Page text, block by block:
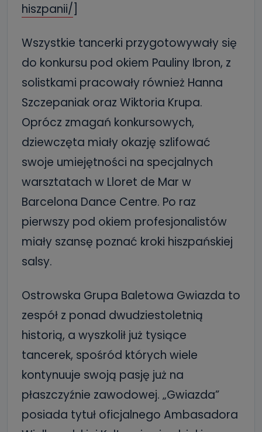
hiszpanii/]
Wszystkie tancerki przygotowywały się
do konkursu pod okiem Pauliny Ibron, z
solistkami pracowały również Hanna
Szczepaniak oraz Wiktoria Krupa.
Oprócz zmagań konkursowych,
dziewczęta miały okazję szlifować
swoje umiejętności na specjalnych
warsztatach w Lloret de Mar w
Barcelona Dance Centre. Po raz
pierwszy pod okiem profesjonalistów
miały szansę poznać kroki hiszpańskiej
salsy.
Ostrowska Grupa Baletowa Gwiazda to
zespół z ponad dwudziestoletnią
historią, a wyszkolił już tysiące
tancerek, spośród których wiele
kontynuuje swoją pasję już na
płaszczyźnie zawodowej. „Gwiazda”
posiada tytuł oficjalnego Ambasadora